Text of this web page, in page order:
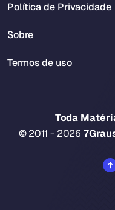
Toda
© 2011 - 2026
Política de Privacidade
Sobre
Termos de uso